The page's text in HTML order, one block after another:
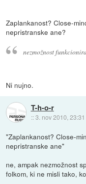
Zaplankanost? Close-
nepristranske ane?
nezmožnost
Ni nujno.
T-h-o-r
::3. nov 2010, 23:31
"Zaplankanost? Close-
nepristranske ane"
ne, ampak nezmožnost
folkom, ki ne misli tako,